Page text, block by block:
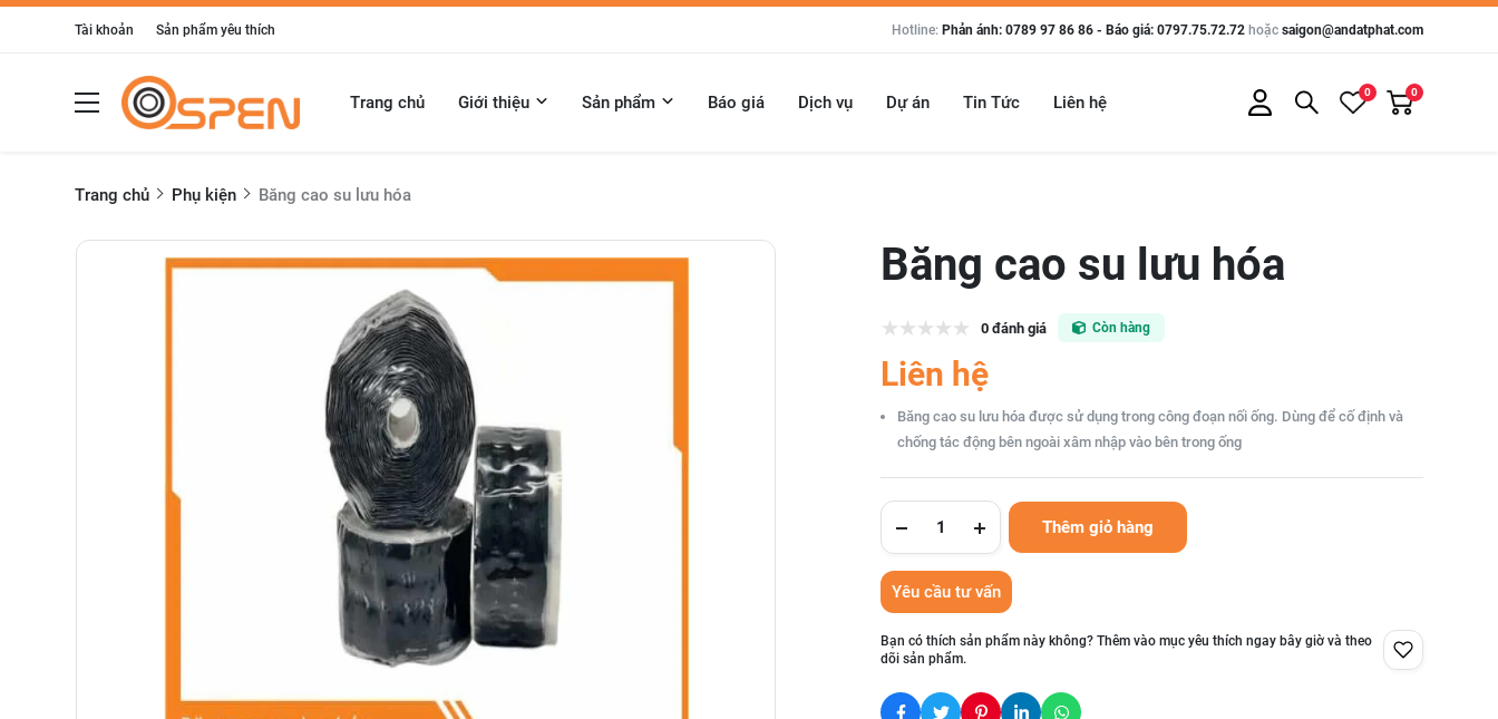
Tài khoản Sản phẩm yêu thích Hotline: Phản ánh: 0789 97 86 86 - Báo giá: 0797.75.72.72 hoặc saigon@andatphat.com
Trang chủ Giới thiệu Sản phẩm Báo giá Dịch vụ Dự án Tin Tức Liên hệ
0 0
Trang chủ Phụ kiện Băng cao su lưu hóa
Băng cao su lưu hóa
0 đánh giá Còn hàng
Liên hệ
Băng cao su lưu hóa được sử dụng trong công đoạn nối ống. Dùng để cố định và
chống tác động bên ngoài xâm nhập vào bên trong ống
Thêm giỏ hàng
Yêu cầu tư vấn
Bạn có thích sản phẩm này không? Thêm vào mục yêu thích ngay bây giờ và theo
dõi sản phẩm.